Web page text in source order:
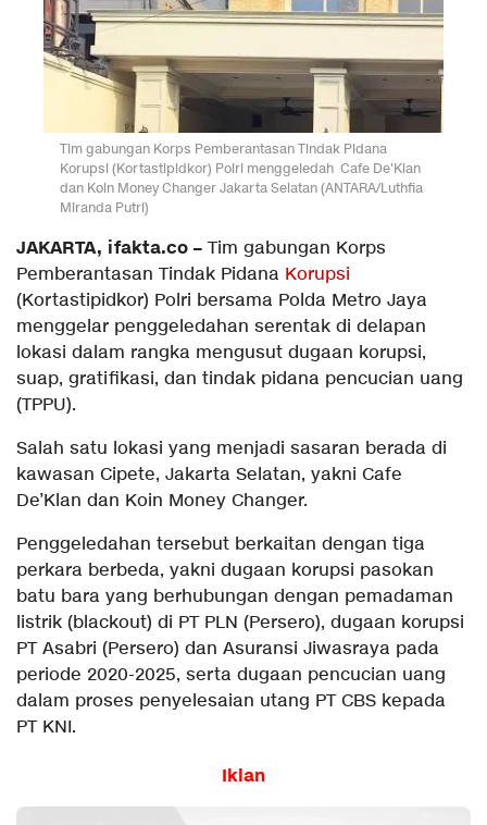
Tim gabungan Korps Pemberantasan Tindak Pidana
Korupsi (Kortastipidkor) Polri menggeledah Cafe De'Klan
dan Koin Money Changer Jakarta Selatan (ANTARA/Luthfia
Miranda Putri)
JAKARTA, ifakta.co – Tim gabungan Korps
Pemberantasan Tindak Pidana Korupsi
(Kortastipidkor) Polri bersama Polda Metro Jaya
menggelar penggeledahan serentak di delapan
lokasi dalam rangka mengusut dugaan korupsi,
suap, gratifikasi, dan tindak pidana pencucian uang
(TPPU).
Salah satu lokasi yang menjadi sasaran berada di
kawasan Cipete, Jakarta Selatan, yakni Cafe
De’Klan dan Koin Money Changer.
Penggeledahan tersebut berkaitan dengan tiga
perkara berbeda, yakni dugaan korupsi pasokan
batu bara yang berhubungan dengan pemadaman
listrik (blackout) di PT PLN (Persero), dugaan korupsi
PT Asabri (Persero) dan Asuransi Jiwasraya pada
periode 2020-2025, serta dugaan pencucian uang
dalam proses penyelesaian utang PT CBS kepada
PT KNI.
Iklan